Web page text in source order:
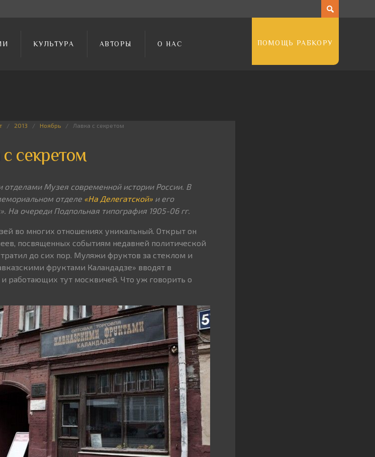
КУЛЬТУРА АВТОРЫ О НАС ПОМОЩЬ РАБКОРУ
2013 Ноябрь Лавка с секретом
секретом
Музея современной истории России. В
отделе «На Делегатской» и его
На очереди Подпольная типография 1905-06 гг.
во многих отношениях уникальный. Открыт он
посвященных событиям недавней политической
до сих пор. Муляжи фруктов за стеклом и
фруктами Каландадзе» вводят в
работающих тут москвичей. Что уж говорить о